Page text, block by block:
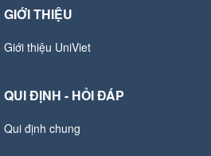
GIỚI THIỆU
Giới thiệu UniViet
QUI ĐỊNH - HỎI ĐÁP
Qui định chung